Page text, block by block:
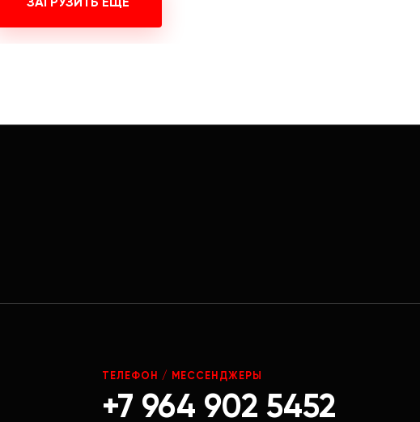
ЗАГРУЗИТЬ ЕЩЕ
ТЕЛЕФОН / МЕССЕНДЖЕРЫ
+7 964 902 5452